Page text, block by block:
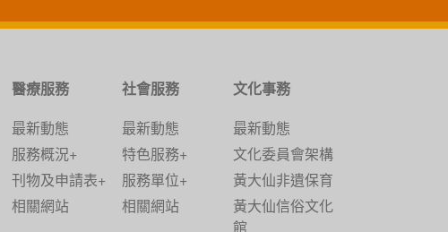
醫療服務
最新動態
服務概況+
刊物及申請表+
相關網站
社會服務
最新動態
特色服務+
服務單位+
相關網站
文化事務
最新動態
文化委員會架構
黃大仙非遺保育
黃大仙信俗文化
館